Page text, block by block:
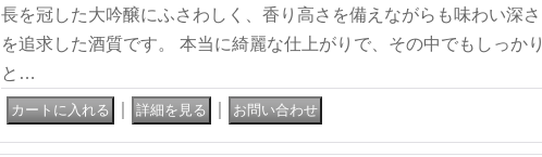
長を冠した大吟醸にふさわしく、香り高さを備えながらも味わい深さ
を追求した酒質です。 本当に綺麗な仕上がりで、その中でもしっかり
と…